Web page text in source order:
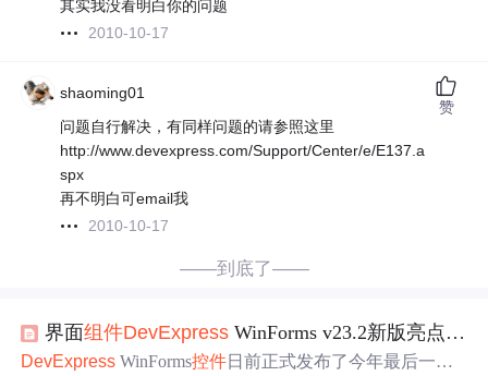
其实我没看明白你的问题
2010-10-17
shaoming01
问题自行解决，有同样问题的请参照这里
http://www.devexpress.com/Support/Center/e/E137.a
spx
再不明白可email我
2010-10-17
赞
——到底了——
界面组件DevExpress WinForms v23.2新版亮点：支持辅助工具、UI自动化
DevExpress WinForms控件日前正式发布了今年最后一个